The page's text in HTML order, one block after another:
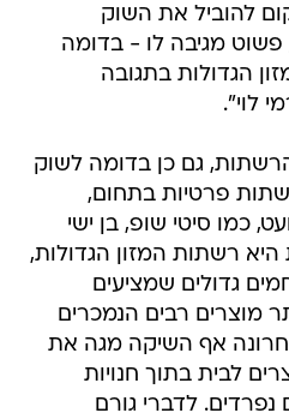
להוביל את השוק
פשוט מגיבה לו - בדומה
הגדולות בתגובה
לוי".
גם כן בדומה לשוק
פרטיות בתחום,
כמו סיטי שופ, בן ישי
היא רשתות המזון הגדולות,
גדולים שמציעים
מוצרים רבים הנמכרים
אף השיקה מגה את
לבית בתוך חנויות
נפרדים. לדברי גורם